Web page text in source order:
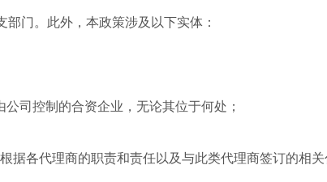
门。此外，本政策涉及以下实体：
司控制的合资企业，无论其位于何处；
据各代理商的职责和责任以及与此类代理商签订的相